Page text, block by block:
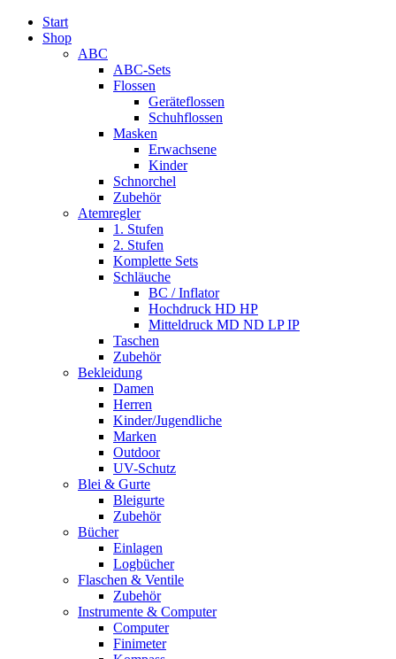
Start
Shop
ABC
ABC-Sets
Flossen
Geräteflossen
Schuhflossen
Masken
Erwachsene
Kinder
Schnorchel
Zubehör
Atemregler
1. Stufen
2. Stufen
Komplette Sets
Schläuche
BC / Inflator
Hochdruck HD HP
Mitteldruck MD ND LP IP
Taschen
Zubehör
Bekleidung
Damen
Herren
Kinder/Jugendliche
Marken
Outdoor
UV-Schutz
Blei & Gurte
Bleigurte
Zubehör
Bücher
Einlagen
Logbücher
Flaschen & Ventile
Zubehör
Instrumente & Computer
Computer
Finimeter